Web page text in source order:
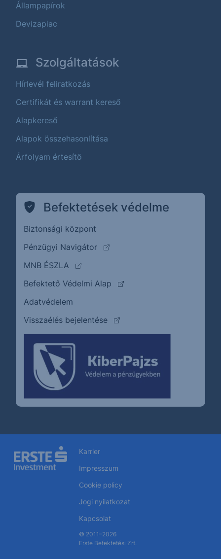
Állampapírok
Devizapiac
Szolgáltatások
Hírlevél feliratkozás
Certifikát és warrant kereső
Alapkereső
Alapok összehasonlítása
Árfolyam értesítő
Befektetések védelme
Biztonsági központ
Pénzügyi Navigátor
(külső oldalra ugrik)
MNB ÉSZLA
(külső oldalra ugrik)
Befektető Védelmi Alap
(külső oldalra ugrik)
Adatvédelem
Visszaélés bejelentése
(külső oldalra ugrik)
Karrier
Impresszum
Cookie policy
Jogi nyilatkozat
Kapcsolat
© 2011–2026
Erste Befektetési Zrt.